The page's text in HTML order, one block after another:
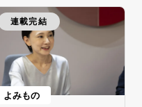
連載完結
よみもの